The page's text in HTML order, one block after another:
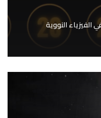
الفيزياء النووية